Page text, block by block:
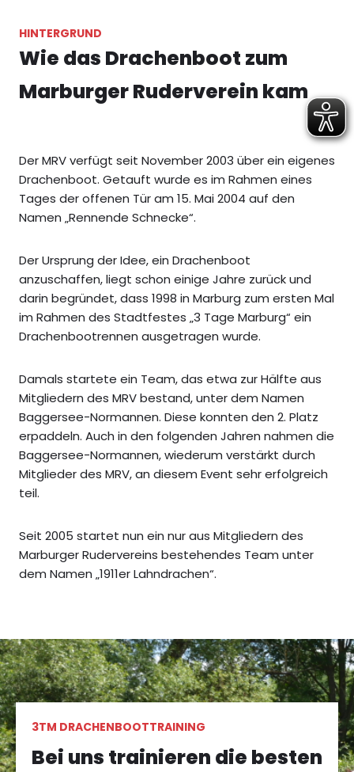
HINTERGRUND
Wie das Drachenboot zum
Marburger Ruderverein kam
Der MRV verfügt seit November 2003 über ein eigenes
Drachenboot. Getauft wurde es im Rahmen eines
Tages der offenen Tür am 15. Mai 2004 auf den
Namen „Rennende Schnecke“.
Der Ursprung der Idee, ein Drachenboot
anzuschaffen, liegt schon einige Jahre zurück und
darin begründet, dass 1998 in Marburg zum ersten Mal
im Rahmen des Stadtfestes „3 Tage Marburg“ ein
Drachenbootrennen ausgetragen wurde.
Damals startete ein Team, das etwa zur Hälfte aus
Mitgliedern des MRV bestand, unter dem Namen
Baggersee-Normannen. Diese konnten den 2. Platz
erpaddeln. Auch in den folgenden Jahren nahmen die
Baggersee-Normannen, wiederum verstärkt durch
Mitglieder des MRV, an diesem Event sehr erfolgreich
teil.
Seit 2005 startet nun ein nur aus Mitgliedern des
Marburger Rudervereins bestehendes Team unter
dem Namen „1911er Lahndrachen“.
3TM DRACHENBOOTTRAINING
Bei uns trainieren die besten